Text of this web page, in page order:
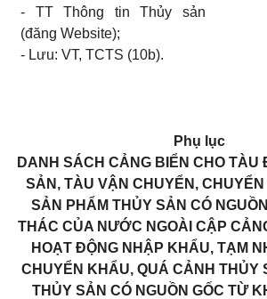
- TT Thông tin Thủy sản
(đăngWebsite);
- Lưu: VT, TCTS (10b).
Phụ lục
DANH SÁCH CẢNG BIỂN CHO
SẢN, TÀU VẬN CHUYỂN,
SẢN PHẨM THỦY SẢN CÓ
THÁC CỦA NƯỚC NGOÀI CẬP
HOẠT ĐỘNG NHẬP KHẨU, TẠM
CHUYỂN KHẨU, QUÁ CẢNH THỦY
THỦY SẢN CÓ NGUỒN GỐC TỪ